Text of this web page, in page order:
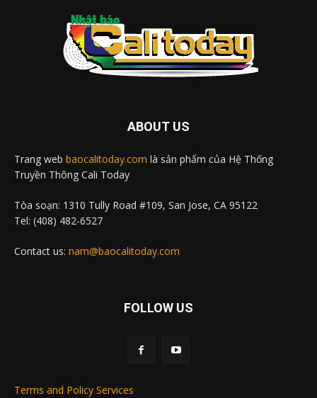
ABOUT US
Trang web baocalitoday.com là sản phẩm của Hệ Thống
Truyền Thông Cali Today
Tòa soạn: 1310 Tully Road #109, San Jose, CA 95122
Tel: (408) 482-6527
Contact us: nam@baocalitoday.com
FOLLOW US
Terms and Policy Services